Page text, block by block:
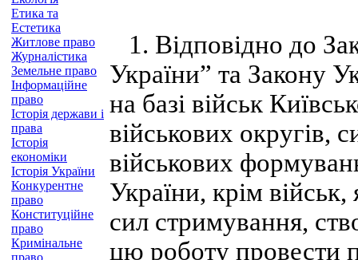
Етика та
Естетика
Житлове право
Журналістика
Земельне право
Інформаційне
право
Історія держави і
права
Історія
економіки
Історія України
Конкурентне
право
Конституційне
право
Кримінальне
право
1. Відповідно до
України” та Закону
на базі військ
військових округів,
військових
України, крім військ,
сил стримування,
цю роботу провести